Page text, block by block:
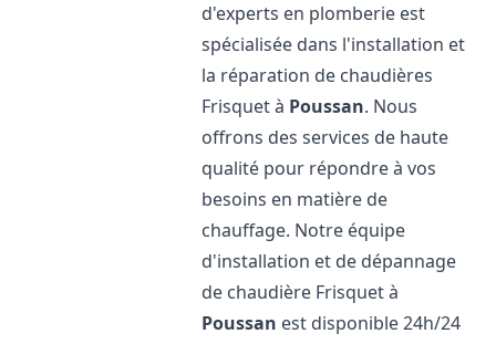
d'experts en plomberie est
spécialisée dans l'installation et
la réparation de chaudières
Frisquet à Poussan. Nous
offrons des services de haute
qualité pour répondre à vos
besoins en matière de
chauffage. Notre équipe
d'installation et de dépannage
de chaudière Frisquet à
Poussan est disponible 24h/24